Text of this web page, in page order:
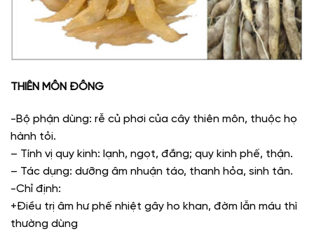
THIÊN MÔN ĐÔNG
-Bộ phận dùng: rễ củ phơi của cây thiên môn, thuộc họ
hành tỏi.
– Tính vị quy kinh: lạnh, ngọt, đắng; quy kinh phế, thận.
– Tác dụng: dưỡng âm nhuận táo, thanh hỏa, sinh tân.
-Chỉ định:
+Điều trị âm hư phế nhiệt gây ho khan, đờm lẫn máu thì
thường dùng